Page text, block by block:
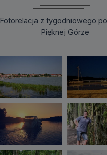
Fotorelacja z tygodniowego
Pięknej Górze